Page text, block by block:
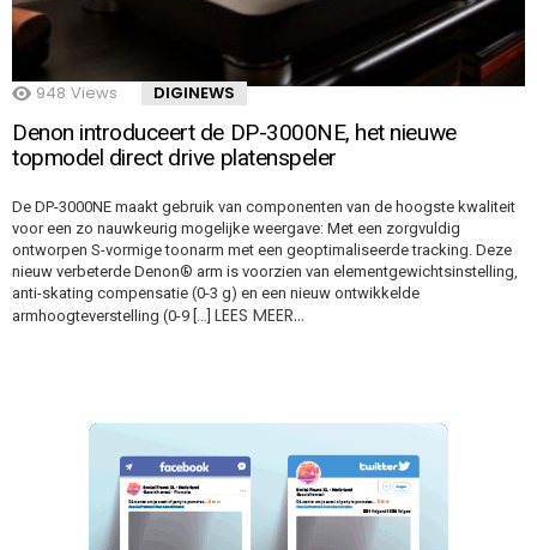
948 Views DIGINEWS
Denon introduceert de DP-3000NE, het nieuwe
topmodel direct drive platenspeler
De DP-3000NE maakt gebruik van componenten van de hoogste kwaliteit
voor een zo nauwkeurig mogelijke weergave: Met een zorgvuldig
ontworpen S-vormige toonarm met een geoptimaliseerde tracking. Deze
nieuw verbeterde Denon® arm is voorzien van elementgewichtsinstelling,
anti-skating compensatie (0-3 g) en een nieuw ontwikkelde
armhoogteverstelling (0-9 […] LEES MEER…